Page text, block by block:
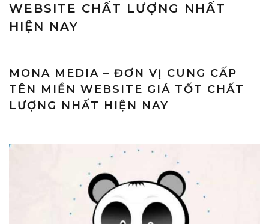
WEBSITE CHẤT LƯỢNG NHẤT
HIỆN NAY
MONA MEDIA – ĐƠN VỊ CUNG CẤP
TÊN MIỀN WEBSITE GIÁ TỐT CHẤT
LƯỢNG NHẤT HIỆN NAY